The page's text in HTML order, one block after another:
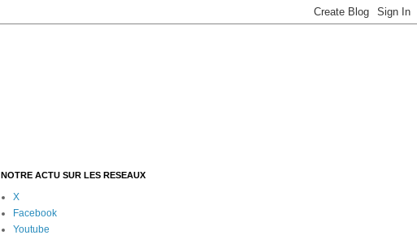
NOTRE ACTU SUR LES RESEAUX
X
Facebook
Youtube